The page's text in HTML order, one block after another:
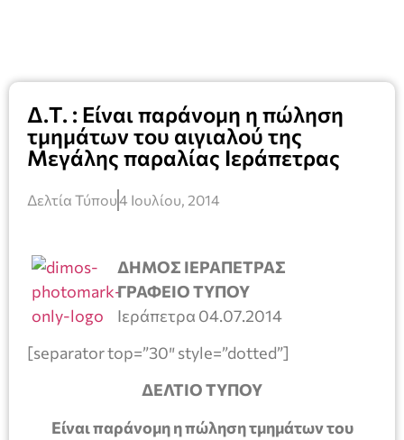
Δ.Τ. : Είναι παράνομη η πώληση
τμημάτων του αιγιαλού της
Μεγάλης παραλίας Ιεράπετρας
Δελτία Τύπου4 Ιουλίου, 2014
ΔΗΜΟΣ ΙΕΡΑΠΕΤΡΑΣ
ΓΡΑΦΕΙΟ ΤΥΠΟΥ
Ιεράπετρα 04.07.2014
[separator top=”30″ style=”dotted”]
ΔΕΛΤΙΟ ΤΥΠΟΥ
Είναι παράνομη η πώληση τμημάτων του